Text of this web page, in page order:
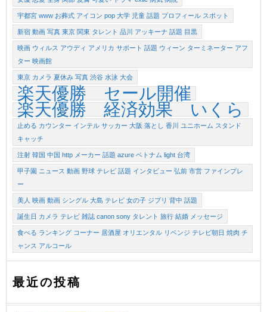
宇都宮 www お葬式 アイコン pop 大学 児童 話題 プロフィール スポット
新宿 動画 写真 東京 関東 タレント 品川 アッキーナ 話題 目黒
映画 ウィルス アウディ アメリカ サポート 話題 ウィーン ターミネーター アフ
ター 映画館
東京 カメラ 夏休み 写真 渋谷 水泳 大会
楽天優勝 セール開催
楽天優勝 経済効果 いくら
止める カウンター インテル サッカー 大阪 落とし 香川 ユニホーム スタンド
キャッチ
注射 韓国 中国 http メーカー 話題 azure ベトナム light 台湾
甲子園 ニュース 動画 野球 テレビ 話題 インタビュー 弘前 市営 ファインプレ
ー
美人 映画 動画 シングル 大島 テレビ 女の子 ジブリ 背中 話題
誕生日 カメラ テレビ 雑誌 canon sony タレント 旅行 結婚 メッセージ
食べる ランキング コーナー 居酒屋 オリエンタル リベンジ テレビ朝日 焼肉 チ
ャンス アルコール
最近の投稿